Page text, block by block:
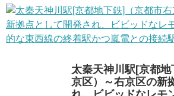
太秦天神川駅[京都
京区）～右京区の新